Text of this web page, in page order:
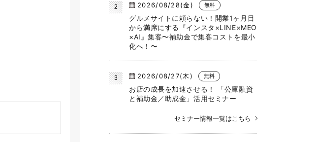
2026/08/28(金) 無料
グルメサイトに頼らない！開業1ヶ月目
から満席にする『インスタ×LINE×MEO
×AI』集客〜補助金で集客コストを最小
化へ！〜
2026/08/27(木) 無料
お店の成長を加速させる！ 「公庫融資
と補助金／助成金」活用セミナー
セミナー情報一覧はこちら